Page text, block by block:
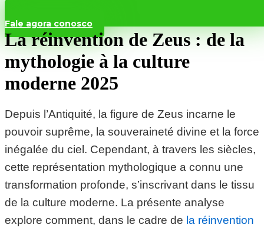
Fale agora conosco
La réinvention de Zeus : de la
mythologie à la culture
moderne 2025
Depuis l’Antiquité, la figure de Zeus incarne le
pouvoir suprême, la souveraineté divine et la force
inégalée du ciel. Cependant, à travers les siècles,
cette représentation mythologique a connu une
transformation profonde, s’inscrivant dans le tissu
de la culture moderne. La présente analyse
explore comment, dans le cadre de la réinvention